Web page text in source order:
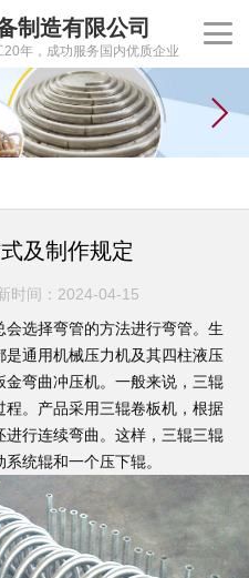
制造有限公司
年，成功服务国内优质企业
及制作规定
时间：2024-04-15
选择弯管的方法进行弯管。生
通用机械压力机及其四柱液压
弯曲冲压机。一般来说，三辊
。产品采用三辊卷板机，根据
行连续弯曲。这样，三辊三辊
统辊和一个压下辊。